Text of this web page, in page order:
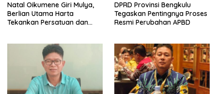
‎Natal Oikumene Giri Mulya,
Berlian Utama Harta
Tekankan Persatuan dan
DPRD Provinsi Bengkulu
Tegaskan Pentingnya Proses
Resmi Perubahan APBD